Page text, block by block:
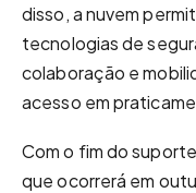
disso, a nuvem
tecnologias de
colaboração e
acesso em
Com o fim do
que ocorrerá em